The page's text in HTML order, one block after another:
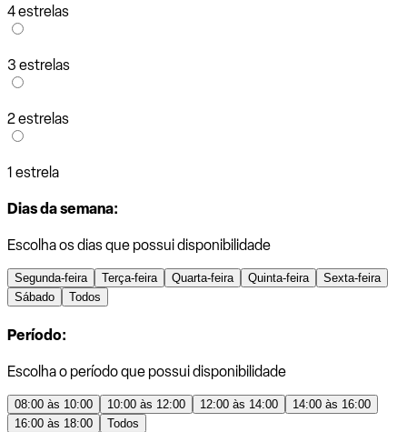
4 estrelas
3 estrelas
2 estrelas
1 estrela
Dias da semana:
Escolha os dias que possui disponibilidade
Segunda-feira Terça-feira Quarta-feira Quinta-feira
Sexta-feira
Sábado
Todos
Período:
Escolha o período que possui disponibilidade
08:00 às 10:00 10:00 às 12:00 12:00 às 14:00
14:00 às 16:00
16:00 às 18:00
Todos